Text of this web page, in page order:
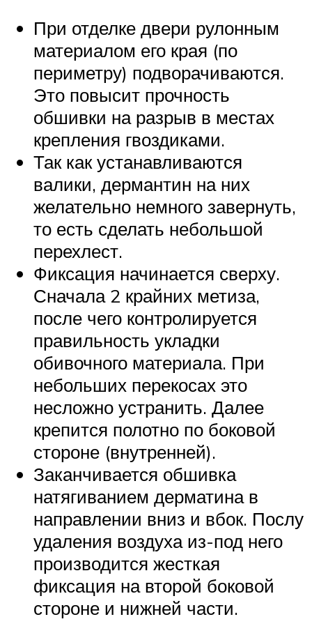
При отделке двери рулонным
материалом его края (по
периметру) подворачиваются.
Это повысит прочность
обшивки на разрыв в местах
крепления гвоздиками.
Так как устанавливаются
валики, дермантин на них
желательно немного завернуть,
то есть сделать небольшой
перехлест.
Фиксация начинается сверху.
Сначала 2 крайних метиза,
после чего контролируется
правильность укладки
обивочного материала. При
небольших перекосах это
несложно устранить. Далее
крепится полотно по боковой
стороне (внутренней).
Заканчивается обшивка
натягиванием дерматина в
направлении вниз и вбок. Послу
удаления воздуха из-под него
производится жесткая
фиксация на второй боковой
стороне и нижней части.